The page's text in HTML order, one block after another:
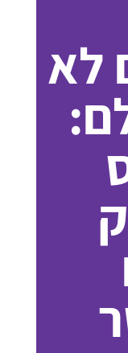
לא